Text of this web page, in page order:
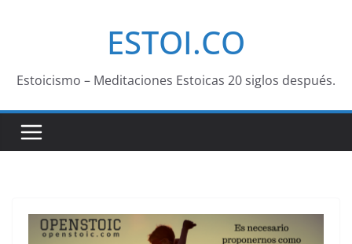
ESTOI.CO
Estoicismo – Meditaciones Estoicas 20 siglos después.